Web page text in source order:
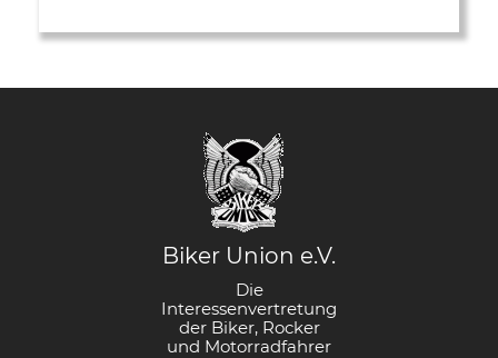
Biker Union e.V.
Die
Interessenvertretung
der Biker, Rocker
und Motorradfahrer